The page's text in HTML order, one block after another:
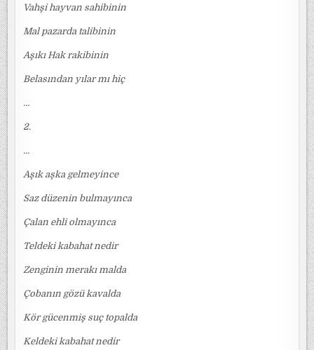
Vahşi hayvan sahibinin
Mal pazarda talibinin
Aşıkı Hak rakibinin
Belasından yılar mı hiç
…
2.
…
Aşık aşka gelmeyince
Saz düzenin bulmayınca
Çalan ehli olmayınca
Teldeki kabahat nedir
Zenginin merakı malda
Çobanın gözü kavalda
Kör gücenmiş suç topalda
Keldeki kabahat nedir